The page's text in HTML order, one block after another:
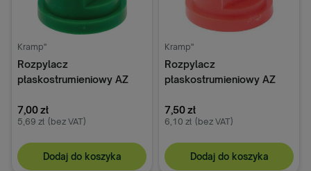
Kramp"
Rozpylacz
płaskostrumieniowy AZ
tworzywa sztucznego
MMAT
7,00 zł
5,69 zł (bez VAT)
Dodaj do koszyka
Kramp"
Rozpylacz
płaskostrumieniowy AZ
tworzywa sztucznego
MMAT
7,50 zł
6,10 zł (bez VAT)
Dodaj do koszyka